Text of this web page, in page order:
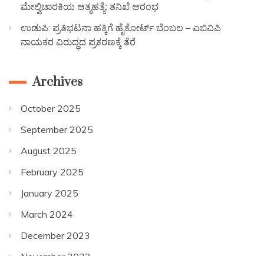
ಮೇಲ್ವಿಚಾರಕಿಯ ಆತ್ಮಹತ್ಯೆ: ತನಿಖೆ ಆರಂಭ
ಉಡುಪಿ: ಪ್ರತಿಭಟನಾ ಹಕ್ಕಿಗೆ ಹೈಕೋರ್ಟ್ ಬೆಂಬಲ – ಎಬಿವಿಪಿ
ನಾಯಕರ ವಿರುದ್ಧದ ಪ್ರಕರಣಕ್ಕೆ ತೆರೆ
Archives
October 2025
September 2025
August 2025
February 2025
January 2025
March 2024
December 2023